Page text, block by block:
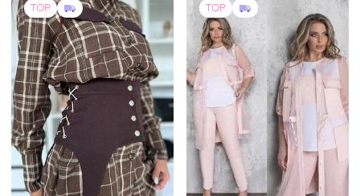
TOP TOP